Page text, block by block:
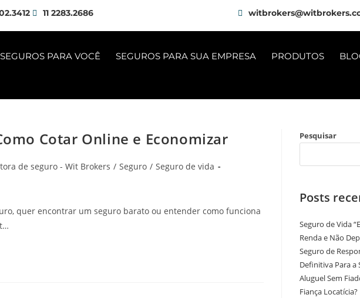
11 2283.2686
SEGUROS PARA VOCÊ SEGUROS PARA SUA EMPRESA PRODUTOS
Cotar Online e Economizar
de seguro - Wit Brokers / Seguro / Seguro de vida
quer encontrar um seguro barato ou entender como funciona
Pesquisar
Posts
Seguro de Vida
Renda e Não
Seguro de
Definitiva Para a
Aluguel Sem
Fiança Locatícia?